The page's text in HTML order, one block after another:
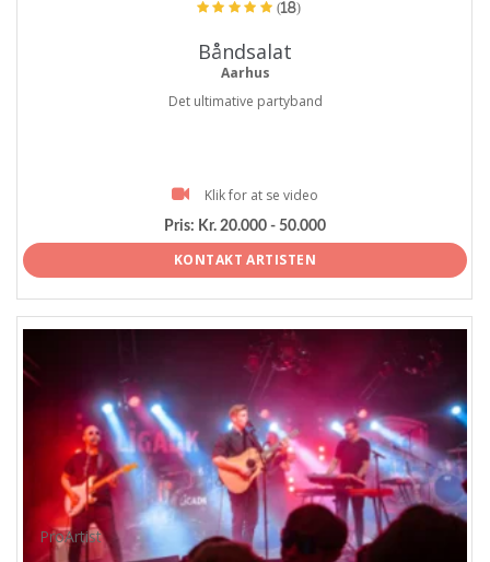
(18)
Båndsalat
Aarhus
Det ultimative partyband
Klik for at se video
Pris: Kr. 20.000 - 50.000
KONTAKT ARTISTEN
ProArtist